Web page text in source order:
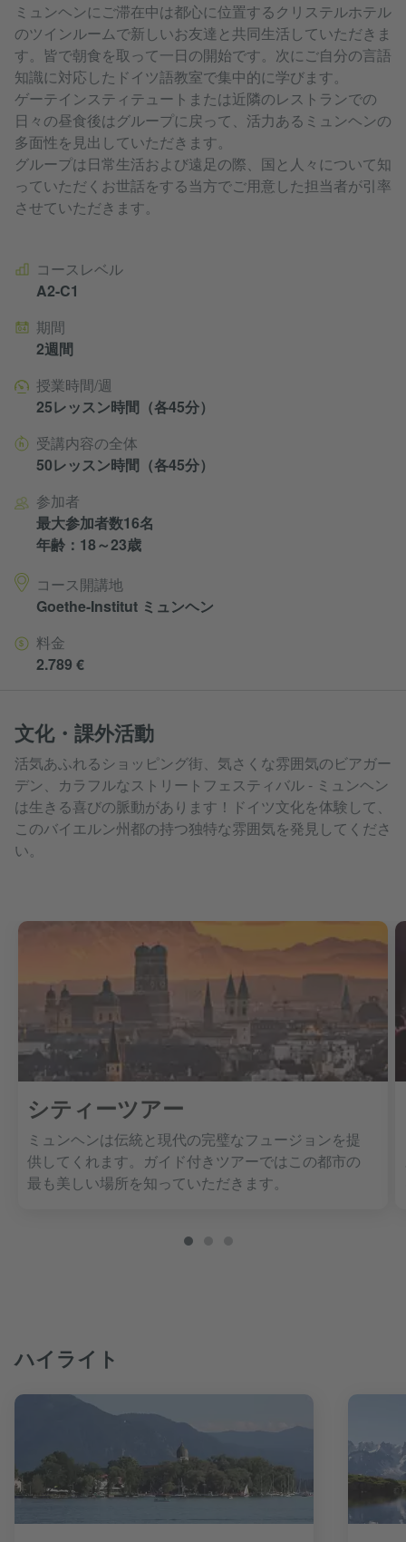
ミュンヘンにご滞在中は都心に位置するクリステルホテル
のツインルームで新しいお友達と共同生活していただきま
す。皆で朝食を取って一日の開始です。次にご自分の言語
知識に対応したドイツ語教室で集中的に学びます。
ゲーテインスティテュートまたは近隣のレストランでの
日々の昼食後はグループに戻って、活力あるミュンヘンの
多面性を見出していただきます。
グループは日常生活および遠足の際、国と人々について知
っていただくお世話をする当方でご用意した担当者が引率
させていただきます。
コースレベル
A2-C1
期間
2週間
授業時間/週
25レッスン時間（各45分）
受講内容の全体
50レッスン時間（各45分）
参加者
最大参加者数16名
年齢：18～23歳
コース開講地
Goethe-Institut ミュンヘン
料金
2.789 €
文化・課外活動
活気あふれるショッピング街、気さくな雰囲気のビアガー
デン、カラフルなストリートフェスティバル - ミュンヘン
は生きる喜びの脈動があります！ドイツ文化を体験して、
このバイエルン州都の持つ独特な雰囲気を発見してくださ
い。
シティーツアー
ミュンヘンは伝統と現代の完璧なフュージョンを提
供してくれます。ガイド付きツアーではこの都市の
最も美しい場所を知っていただきます。
ハイライト